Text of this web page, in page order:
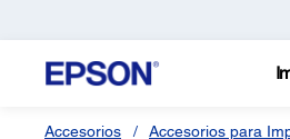
Accesorios Accesorios para